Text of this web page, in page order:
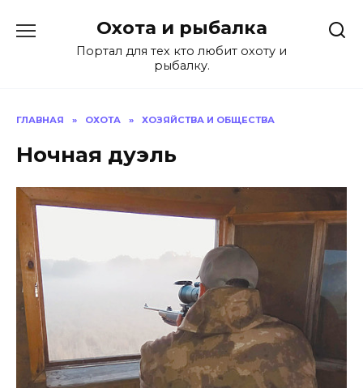
содержанию
Охота и рыбалка
Портал для тех кто любит охоту и
рыбалку.
ГЛАВНАЯ » ОХОТА » ХОЗЯЙСТВА И ОБЩЕСТВА
Ночная дуэль